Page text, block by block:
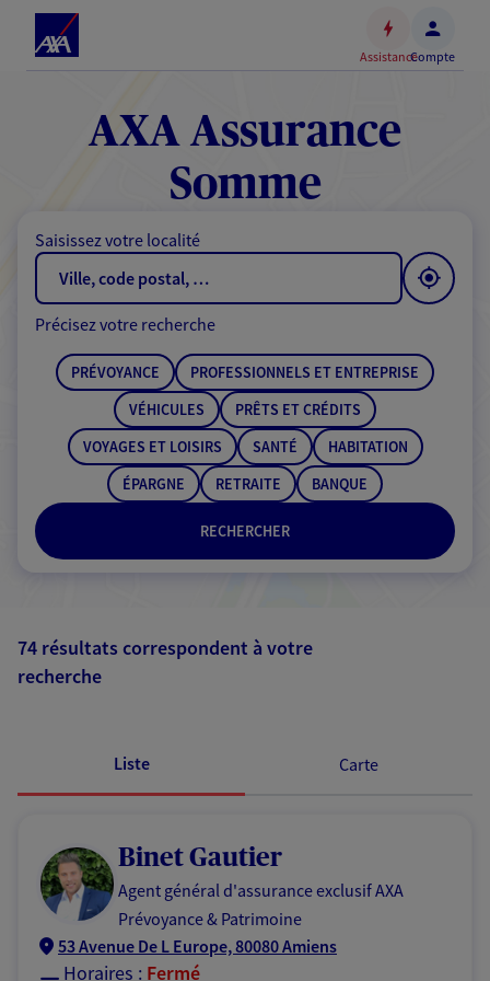
Accéder
contenu
principal
Accéder
au
de
AssistanceCompte
AXA Assurance
Somme
Saisissez votre localité
RECHERCHER
Précisez votre recherche
PRÉVOYANCE
PROFESSIONNELS ET ENTREPRISE
VÉHICULES
PRÊTS ET CRÉDITS
VOYAGES ET LOISIRS
SANTÉ
HABITATION
ÉPARGNE
RETRAITE BANQUE
74 résultats correspondent à votre
recherche
Liste Carte
Binet Gautier
Agent général d'assurance exclusif AXA
Prévoyance & Patrimoine
53 Avenue De L Europe, 80080 Amiens
Horaires : Fermé